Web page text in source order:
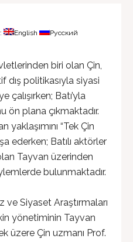
English Русский
biri olan Çin,
politikasıyla siyasi
Batı’yla
ön plana çıkmaktadır.
“Tek Çin
ederken; Batılı aktörler
Tayvan üzerinden
bulunmaktadır.
Siyaset Araştırmaları
yönetiminin Tayvan
üzere Çin uzmanı Prof.